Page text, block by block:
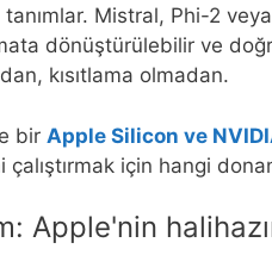
Mistral, Phi-2
dönüştürülebilir ve
kısıtlama olmadan.
bir Apple Silicon ve
için hangi
Apple'nin